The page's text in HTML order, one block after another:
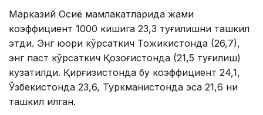
Марказий Осиё мамлакатларида жами
коэффициент 1000 кишига 23,3 туғилишни ташкил
этди. Энг юқори кўрсаткич Тожикистонда (26,7),
энг паст кўрсаткич Қозоғистонда (21,5 туғилиш)
кузатилди. Қирғизистонда бу коэффициент 24,1,
Ўзбекистонда 23,6, Туркманистонда эса 21,6 ни
ташкил қилган.